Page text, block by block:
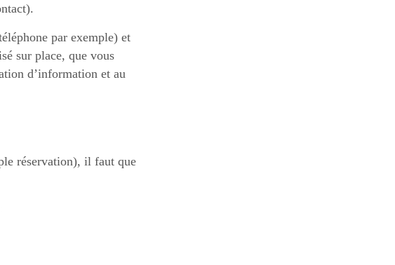
par exemple) et
sur place, que vous
d’information et au
réservation), il faut que